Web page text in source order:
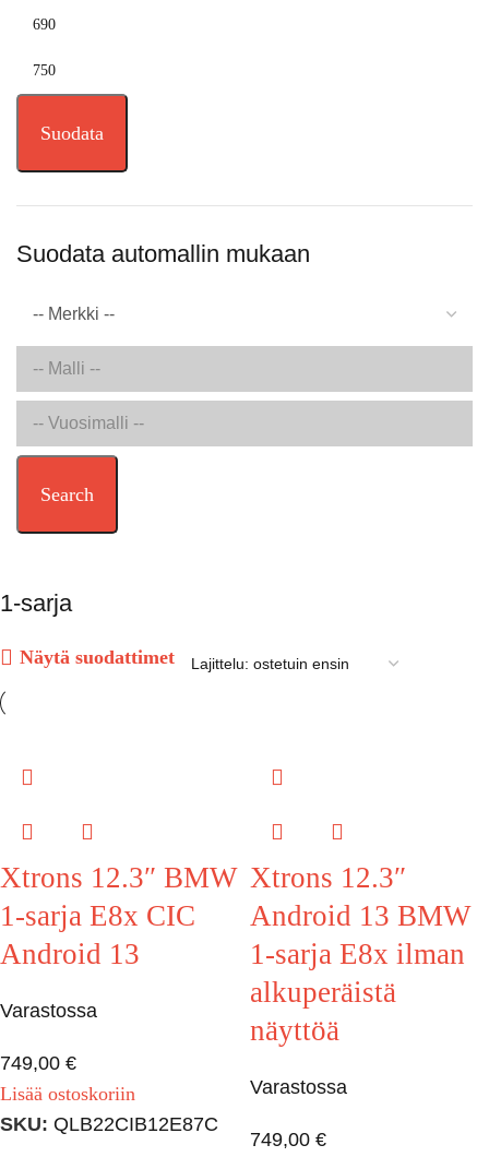
Suodata
Suodata automallin mukaan
Search
1-sarja
Näytä suodattimet
Xtrons 12.3″ BMW
1-sarja E8x CIC
Android 13
Varastossa
749,00 €
Lisää ostoskoriin
SKU: QLB22CIB12E87C
Xtrons 12.3″
Android 13 BMW
1-sarja E8x ilman
alkuperäistä
näyttöä
Varastossa
749,00 €